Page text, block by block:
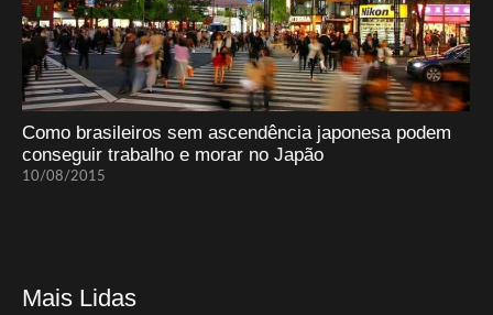
Como brasileiros sem ascendência japonesa podem
conseguir trabalho e morar no Japão
10/08/2015
Mais Lidas